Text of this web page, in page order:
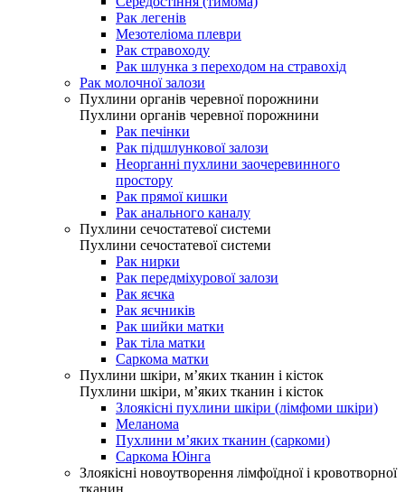
Рак легенів
Мезотеліома плеври
Рак стравоходу
Рак шлунка з переходом на стравохід
Рак молочної залози
Пухлини органів черевної порожнини
Пухлини органів черевної порожнини
Рак печінки
Рак підшлункової залози
Неорганні пухлини заочеревинного
простору
Рак прямої кишки
Рак анального каналу
Пухлини сечостатевої системи
Пухлини сечостатевої системи
Рак нирки
Рак передміхурової залози
Рак яєчка
Рак яєчників
Рак шийки матки
Рак тіла матки
Саркома матки
Пухлини шкіри, м’яких тканин і кісток
Пухлини шкіри, м’яких тканин і кісток
Злоякісні пухлини шкіри (лімфоми шкіри)
Меланома
Пухлини м’яких тканин (саркоми)
Саркома Юінга
Злоякісні новоутворення лімфоїдної і кровотворної
тканин